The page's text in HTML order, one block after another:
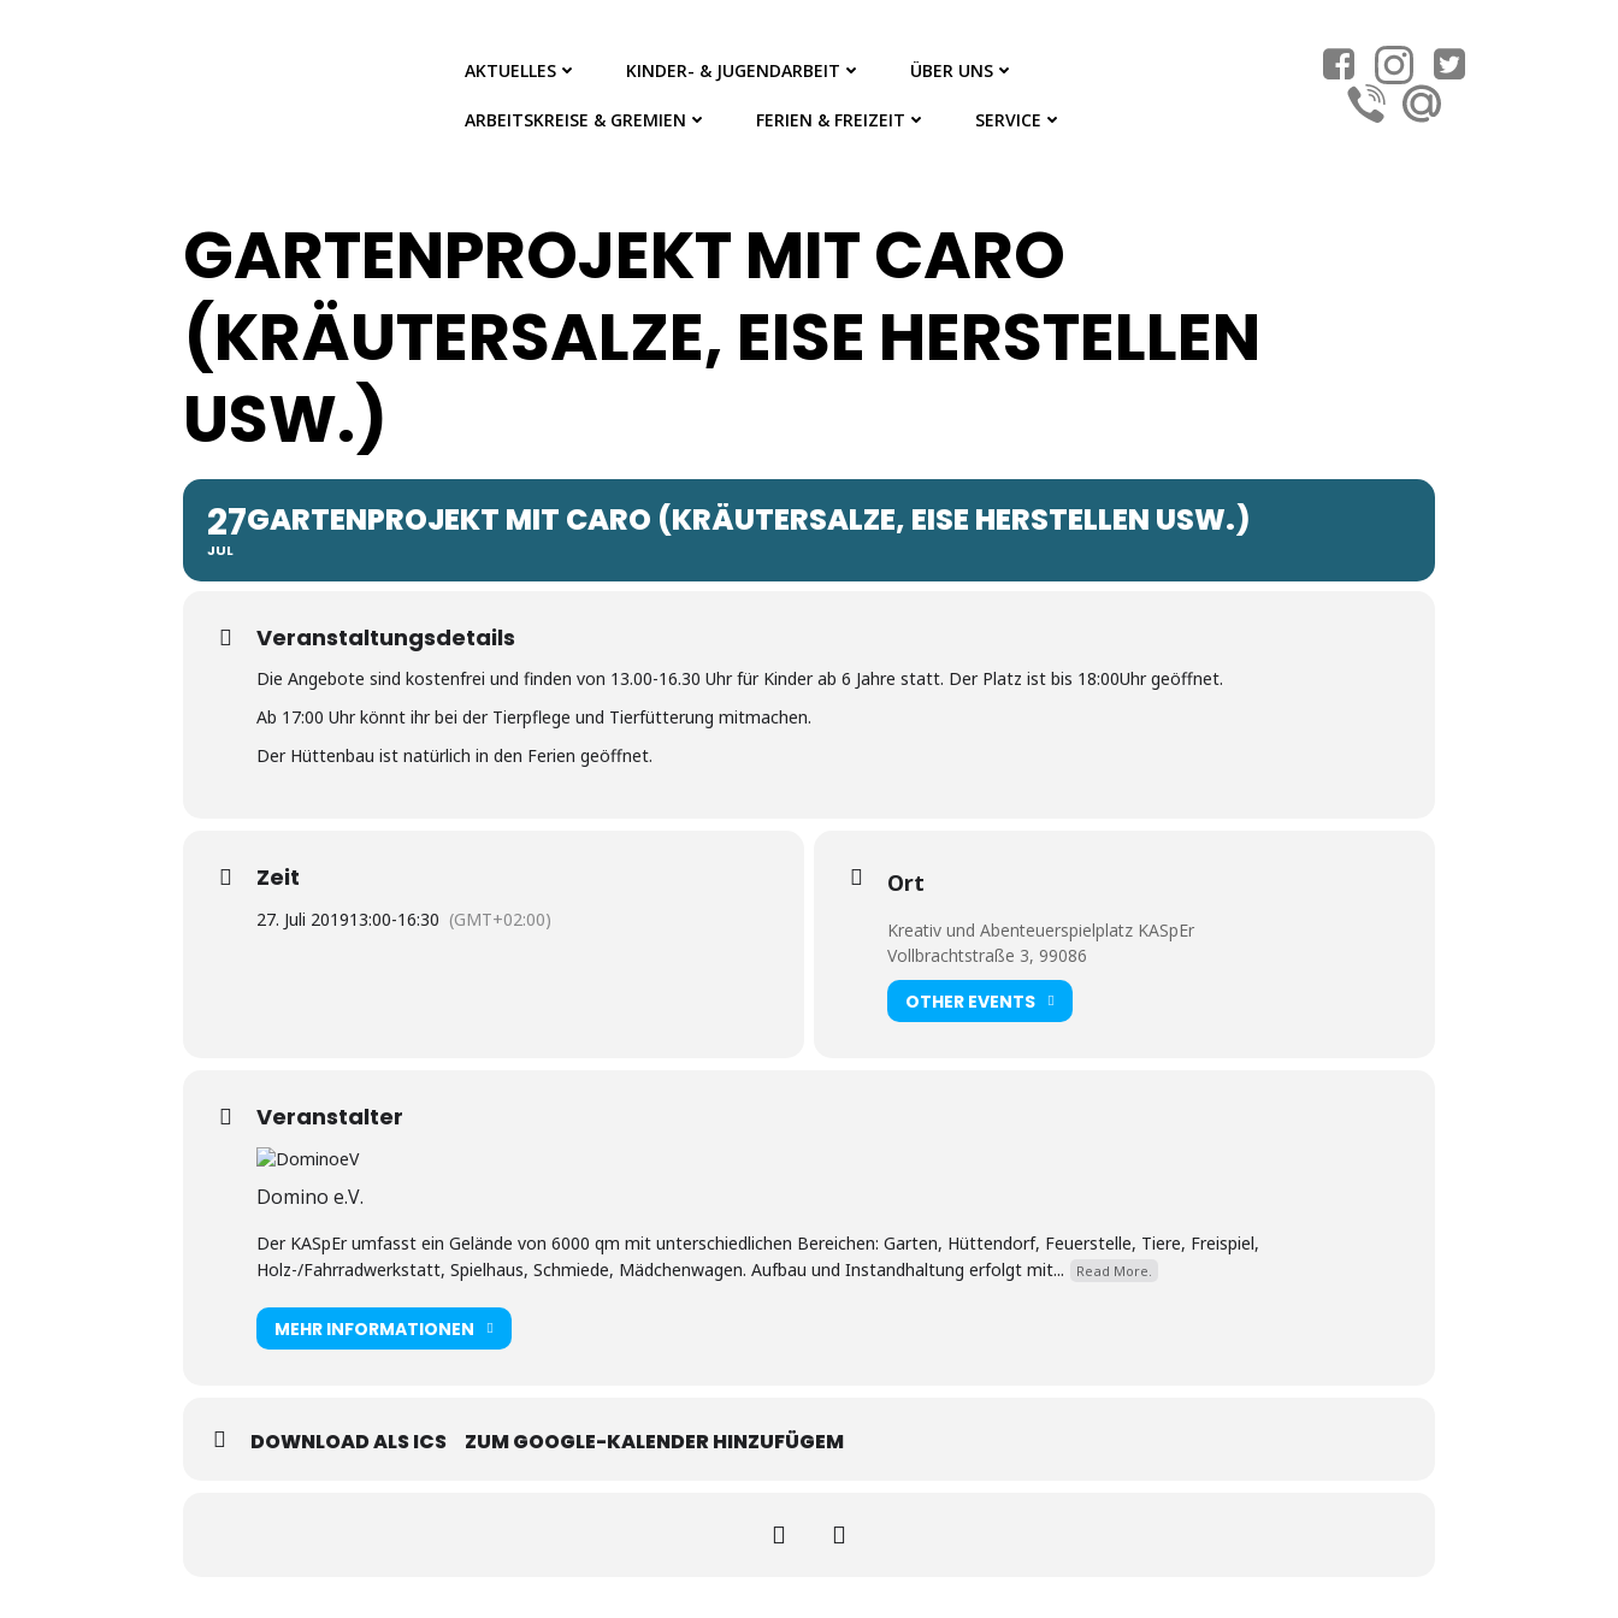
AKTUELLES KINDER- & JUGENDARBEIT ÜBER UNS
ARBEITSKREISE & GREMIEN FERIEN & FREIZEIT SERVICE
GARTENPROJEKT MIT CARO
(KRÄUTERSALZE, EISE HERSTELLEN
USW.)
27
JUL
GARTENPROJEKT MIT CARO (KRÄUTERSALZE, EISE HERSTELLEN USW.)
Veranstaltungsdetails
Die Angebote sind kostenfrei und finden von 13.00-16.30 Uhr für Kinder ab 6 Jahre statt. Der Platz ist bis 18:00Uhr geöffnet.
Ab 17:00 Uhr könnt ihr bei der Tierpflege und Tierfütterung mitmachen.
Der Hüttenbau ist natürlich in den Ferien geöffnet.
Zeit
27. Juli 201913:00-16:30 (GMT+02:00)
Ort
Kreativ und Abenteuerspielplatz KASpEr
Vollbrachtstraße 3, 99086
OTHER EVENTS
Veranstalter
Domino e.V.
Der KASpEr umfasst ein Gelände von 6000 qm mit unterschiedlichen Bereichen: Garten, Hüttendorf, Feuerstelle, Tiere, Freispiel,
Holz-/Fahrradwerkstatt, Spielhaus, Schmiede, Mädchenwagen. Aufbau und Instandhaltung erfolgt mit...
Read More.
MEHR INFORMATIONEN
DOWNLOAD ALS ICS ZUM GOOGLE-KALENDER HINZUFÜGEM